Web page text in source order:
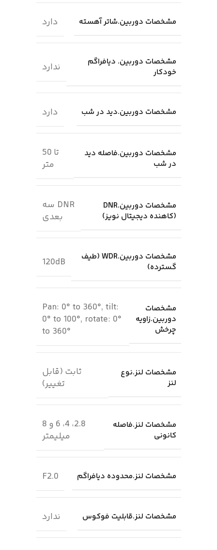
مشخصات دوربین.شاتر آهسته دارد
مشخصات دوربین. دیافراگم
خودکار
ندارد
مشخصات دوربین.دید در شب دارد
مشخصات دوربین.فاصله دید
در شب
تا 50
متر
مشخصات دوربین.DNR
(کاهنده دیجیتال نویز)
DNR سه
بعدی
مشخصات دوربین.WDR (طیف
گسترده)
120dB
مشخصات
دوربین.زاویه
چرخش
Pan: 0° to 360°, tilt:
0° to 100°, rotate: 0°
to 360°
مشخصات لنز.نوع
لنز
ثابت (قابل
تغییر)
مشخصات لنز.فاصله
کانونی
2.8، 4، 6 و 8
میلیمتر
مشخصات لنز.محدوده دیافراگم F2.0
مشخصات لنز.قابلیت فوکوس ندارد